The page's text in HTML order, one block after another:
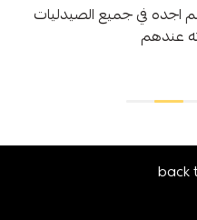
اجده في جميع الصيدليات
عندهم
back